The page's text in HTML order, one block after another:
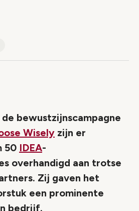
bewustzijnscampagne
Wisely zijn er
50 IDEA-
overhandigd aan trotse
Zij gaven het
een prominente
bedrijf.